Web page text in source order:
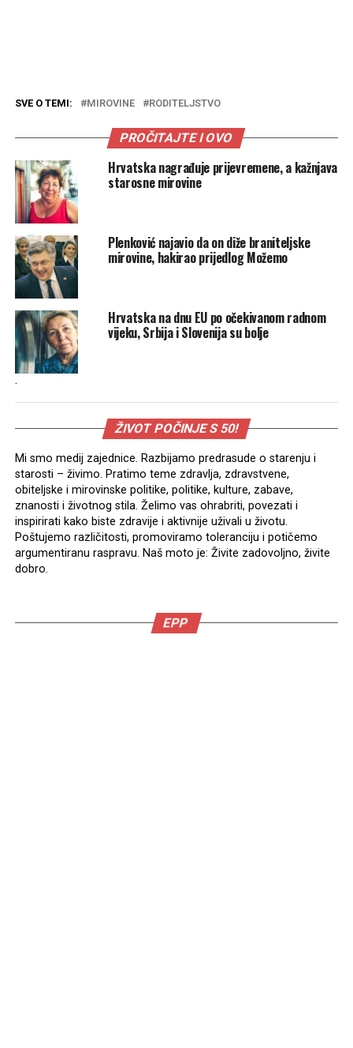
SVE O TEMI: MIROVINE RODITELJSTVO
PROČITAJTE I OVO
Hrvatska nagrađuje prijevremene, a kažnjava
starosne mirovine
Plenković najavio da on diže braniteljske
mirovine, hakirao prijedlog Možemo
Hrvatska na dnu EU po očekivanom radnom
vijeku, Srbija i Slovenija su bolje
.
ŽIVOT POČINJE S 50!
Mi smo medij zajednice. Razbijamo predrasude o starenju i
starosti – živimo. Pratimo teme zdravlja, zdravstvene,
obiteljske i mirovinske politike, politike, kulture, zabave,
znanosti i životnog stila. Želimo vas ohrabriti, povezati i
inspirirati kako biste zdravije i aktivnije uživali u životu.
Poštujemo različitosti, promoviramo toleranciju i potičemo
argumentiranu raspravu. Naš moto je: Živite zadovoljno, živite
dobro.
EPP